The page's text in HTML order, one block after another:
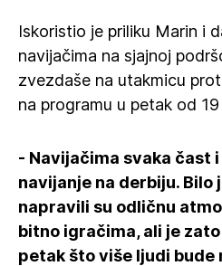
Iskoristio je priliku Marin i
navijačima na sjajnoj
zvezdaše na utakmicu
na programu u petak od
- Navijačima svaka čast
navijanje na derbiju. Bilo
napravili su odličnu
bitno igračima, ali je
petak što više ljudi bude